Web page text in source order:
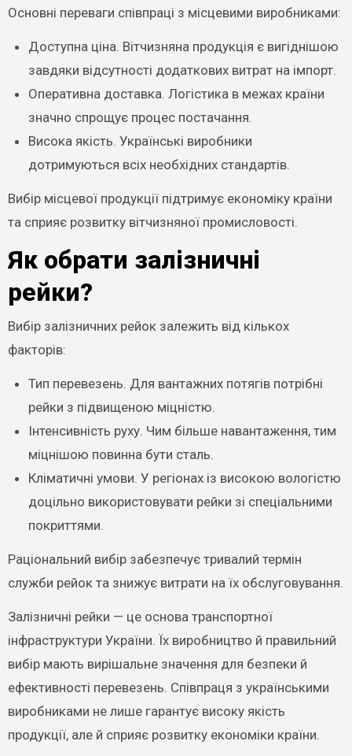
Основні переваги співпраці з місцевими виробниками:
Доступна ціна. Вітчизняна продукція є вигіднішою
завдяки відсутності додаткових витрат на імпорт.
Оперативна доставка. Логістика в межах країни
значно спрощує процес постачання.
Висока якість. Українські виробники
дотримуються всіх необхідних стандартів.
Вибір місцевої продукції підтримує економіку країни
та сприяє розвитку вітчизняної промисловості.
Як обрати залізничні
рейки?
Вибір залізничних рейок залежить від кількох
факторів:
Тип перевезень. Для вантажних потягів потрібні
рейки з підвищеною міцністю.
Інтенсивність руху. Чим більше навантаження, тим
міцнішою повинна бути сталь.
Кліматичні умови. У регіонах із високою вологістю
доцільно використовувати рейки зі спеціальними
покриттями.
Раціональний вибір забезпечує тривалий термін
служби рейок та знижує витрати на їх обслуговування.
Залізничні рейки — це основа транспортної
інфраструктури України. Їх виробництво й правильний
вибір мають вирішальне значення для безпеки й
ефективності перевезень. Співпраця з українськими
виробниками не лише гарантує високу якість
продукції, але й сприяє розвитку економіки країни.